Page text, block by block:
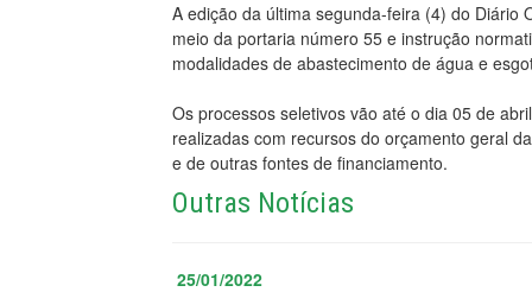
A edição da última segunda-feira (4) do Diário
meio da portaria número 55 e instrução
modalidades de abastecimento de água e
Os processos seletivos vão até o dia 05 de
realizadas com recursos do orçamento geral
e de outras fontes de financiamento.
Outras Notícias
25/01/2022